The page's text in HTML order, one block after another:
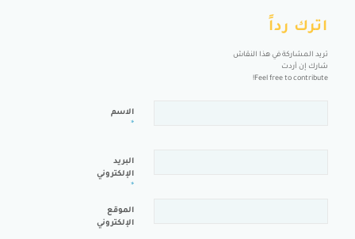
اترك رداً
تريد المشاركة في هذا النقاش
شارك إن أردت
Feel free to contribute!
الاسم
*
البريد
الإلكتروني
*
الموقع
الإلكتروني